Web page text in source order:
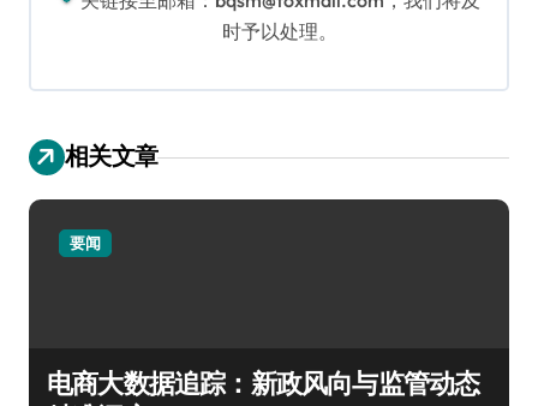
时予以处理。
相关文章
要闻
电商大数据追踪：新政风向与监管动态